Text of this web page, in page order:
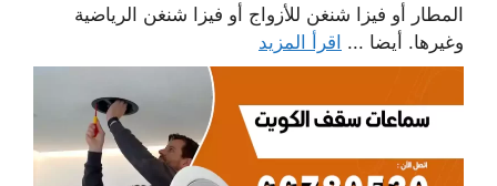
المطار أو فيزا شنغن للأزواج أو فيزا شنغن الرياضية
وغيرها. أيضا ... اقرأ المزيد